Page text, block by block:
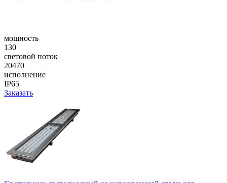
мощность
130
световой поток
20470
исполнение
IP65
Заказать